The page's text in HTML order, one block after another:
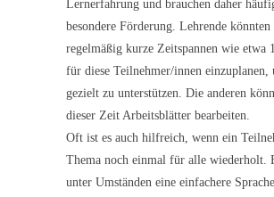
Lernerfahrung und brauchen daher
besondere Förderung. Lehrende könnten
regelmäßig kurze Zeitspannen wie etwa
für diese Teilnehmer/innen einzuplanen,
gezielt zu unterstützen. Die anderen
dieser Zeit Arbeitsblätter bearbeiten.
Oft ist es auch hilfreich, wenn ein
Thema noch einmal für alle wiederholt.
unter Umständen eine einfachere